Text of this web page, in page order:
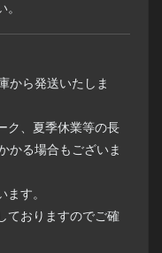
から発送いたしま
ク、夏季休業等の長
かる場合もございま
す。
ておりますのでご確